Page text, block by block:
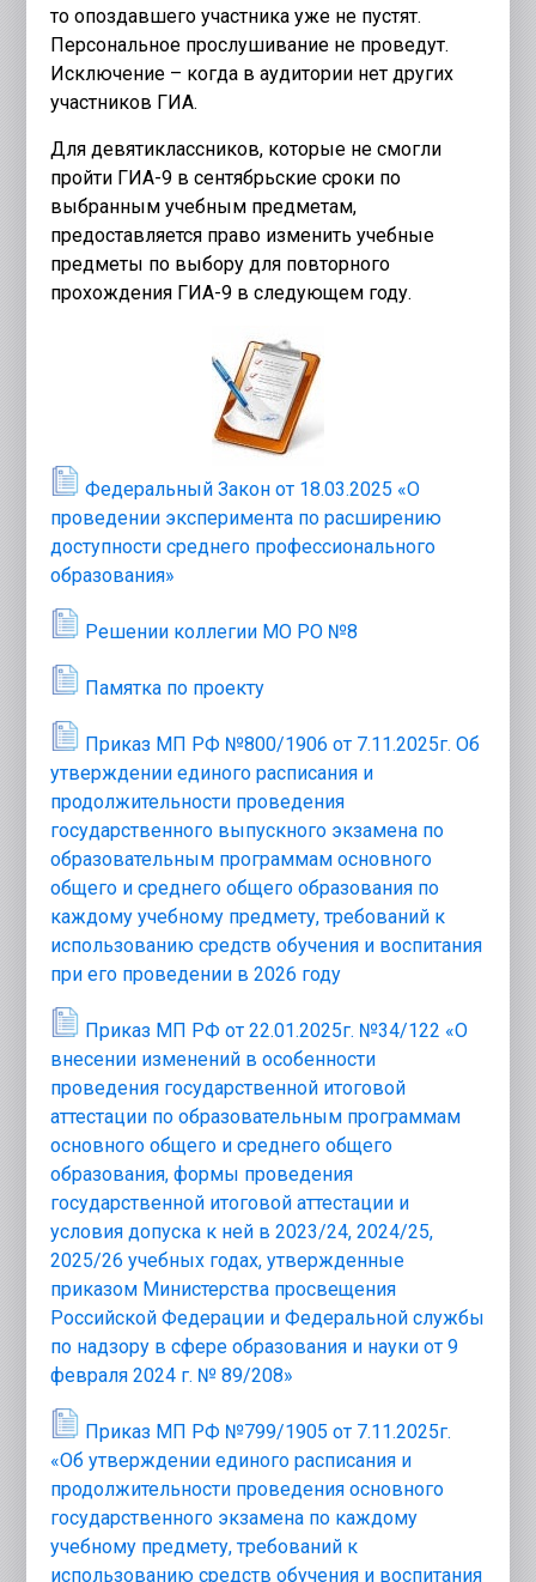
то опоздавшего участника уже не пустят.
Персональное прослушивание не проведут.
Исключение – когда в аудитории нет других
участников ГИА.
Для девятиклассников, которые не смогли
пройти ГИА-9 в сентябрьские сроки по
выбранным учебным предметам,
предоставляется право изменить учебные
предметы по выбору для повторного
прохождения ГИА-9 в следующем году.
Федеральный Закон от 18.03.2025 «О
проведении эксперимента по расширению
доступности среднего профессионального
образования»
Решении коллегии МО РО №8
Памятка по проекту
Приказ МП РФ №800/1906 от 7.11.2025г. Об
утверждении единого расписания и
продолжительности проведения
государственного выпускного экзамена по
образовательным программам основного
общего и среднего общего образования по
каждому учебному предмету, требований к
использованию средств обучения и воспитания
при его проведении в 2026 году
Приказ МП РФ от 22.01.2025г. №34/122 «О
внесении изменений в особенности
проведения государственной итоговой
аттестации по образовательным программам
основного общего и среднего общего
образования, формы проведения
государственной итоговой аттестации и
условия допуска к ней в 2023/24, 2024/25,
2025/26 учебных годах, утвержденные
приказом Министерства просвещения
Российской Федерации и Федеральной службы
по надзору в сфере образования и науки от 9
февраля 2024 г. № 89/208»
Приказ МП РФ №799/1905 от 7.11.2025г.
«Об утверждении единого расписания и
продолжительности проведения основного
государственного экзамена по каждому
учебному предмету, требований к
использованию средств обучения и воспитания